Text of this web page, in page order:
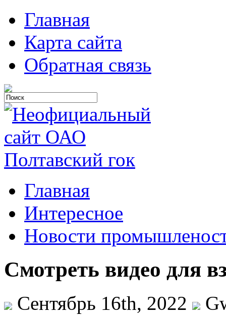
Главная
Карта сайта
Обратная связь
Главная
Интересное
Новости
Смотреть видео для
Сентябрь 16th, 2022